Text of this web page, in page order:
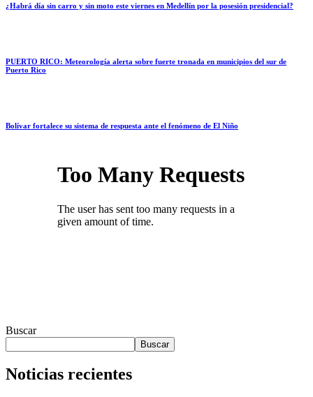
¿Habrá día sin carro y sin moto este viernes en Medellín por la posesión presidencial?
PUERTO RICO: Meteorología alerta sobre fuerte tronada en municipios del sur de
Puerto Rico
Bolívar fortalece su sistema de respuesta ante el fenómeno de El Niño
Buscar
Buscar
Noticias recientes